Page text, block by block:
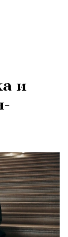
и